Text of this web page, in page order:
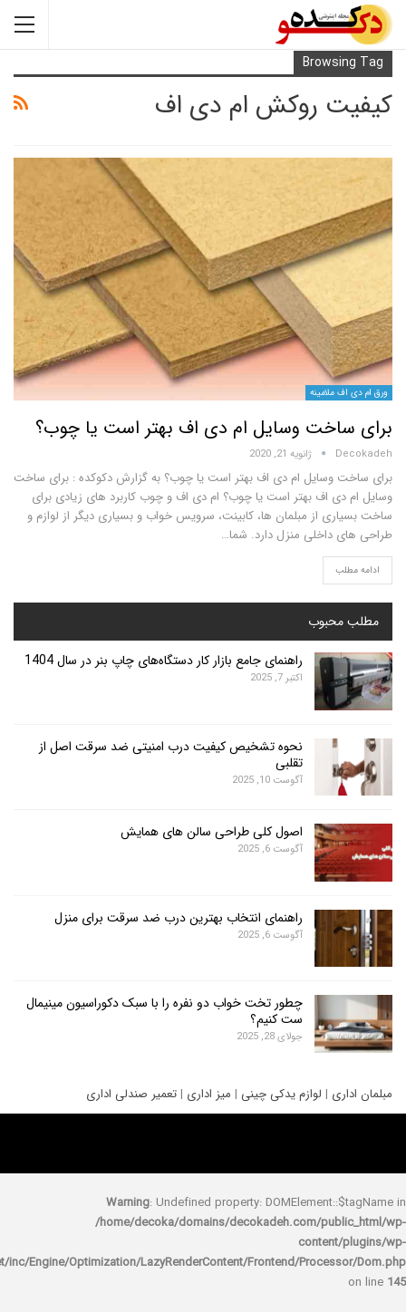
روکش ام دی اف
ملامینه
وسایل ام دی اف بهتر است یا چوب؟
ژانویه 21, 2020
وسایل ام دی اف بهتر است یا چوب؟ به گزارش دکوکده : برای ساخت
اف بهتر است یا چوب؟ ام دی اف و چوب کاربرد های زیادی برای
از مبلمان ها، کابینت، سرویس خواب و بسیاری دیگر از لوازم و
داخلی منزل دارد. شما…
راهنمای جامع بازار کار دستگاه‌های چاپ بنر در سال 1404
اکتبر 7, 2025
نحوه تشخیص کیفیت درب امنیتی ضد سرقت اصل از
تقلبی
آگوست 10, 2025
اصول کلی طراحی سالن های همایش
آگوست 6, 2025
راهنمای انتخاب بهترین درب ضد سرقت برای منزل
آگوست 6, 2025
چطور تخت خواب دو نفره را با سبک دکوراسیون مینیمال
ست کنیم؟
جولای 28, 2025
|لوازم یدکی چینی|میز اداری| تعمیر صندلی اداری
Warning: Undefined property:
/home/decoka/domains/decokadeh.com/
rocket/inc/Engine/Optimization/LazyRenderContent/Frontend/